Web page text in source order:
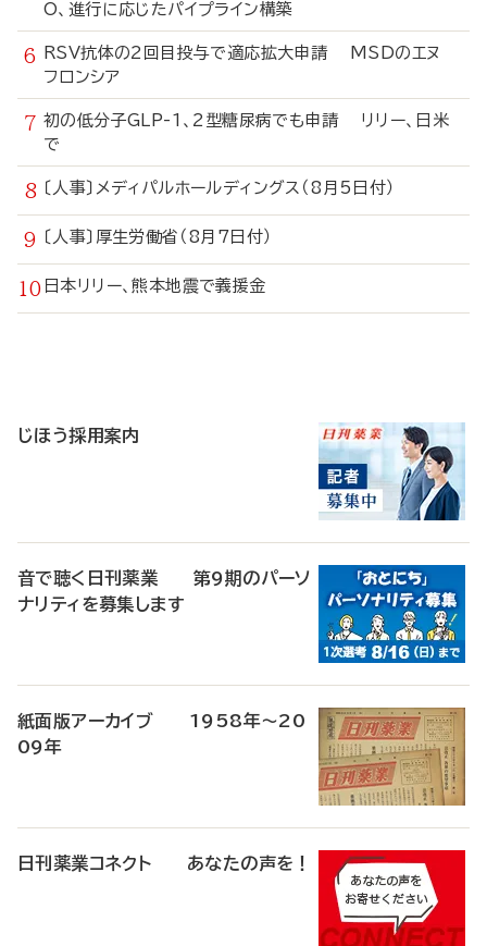
O、進行に応じたパイプライン構築
RSV抗体の2回目投与で適応拡大申請 MSDのエヌ
フロンシア
初の低分子GLP-1、2型糖尿病でも申請 リリー、日米
で
〔人事〕メディパルホールディングス（8月5日付）
〔人事〕厚生労働省（8月7日付）
日本リリー、熊本地震で義援金
じほう採用案内
音で聴く日刊薬業 第9期のパーソ
ナリティを募集します
紙面版アーカイブ 1958年～20
09年
日刊薬業コネクト あなたの声を！